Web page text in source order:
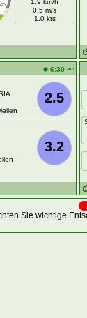
1.9 km/h
0.5 m/s
1.0 kts
6:30 am
2.5
3.2
!
Sie wichtige